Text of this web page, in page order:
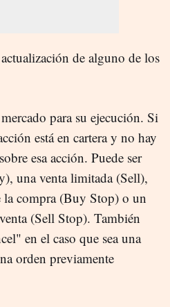
de alguno de los
para su ejecución. Si
está en cartera y no hay
esa acción. Puede ser
una venta limitada (Sell),
compra (Buy Stop) o un
(Sell Stop). También
en el caso que sea una
orden previamente